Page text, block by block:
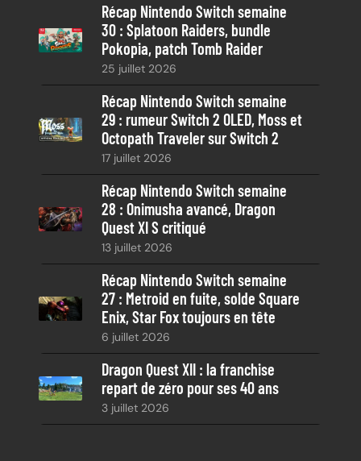
c
h
Récap Nintendo Switch semaine
30 : Splatoon Raiders, bundle
Pokopia, patch Tomb Raider
25 juillet 2026
Récap Nintendo Switch semaine
29 : rumeur Switch 2 OLED, Moss et
Octopath Traveler sur Switch 2
17 juillet 2026
Récap Nintendo Switch semaine
28 : Onimusha avancé, Dragon
Quest XI S critiqué
13 juillet 2026
Récap Nintendo Switch semaine
27 : Metroid en fuite, solde Square
Enix, Star Fox toujours en tête
6 juillet 2026
Dragon Quest XII : la franchise
repart de zéro pour ses 40 ans
3 juillet 2026